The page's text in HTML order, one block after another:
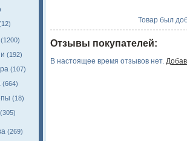
(1200)
(192)
(107)
(664)
(18)
(305)
(269)
Товар был
Отзывы покупателей:
В настоящее время отзывов нет.